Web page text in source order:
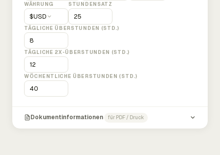
WÄHRUNG
$USD
STUNDENSATZ
TÄGLICHE ÜBERSTUNDEN (STD.)
TÄGLICHE 2X-ÜBERSTUNDEN (STD.)
WÖCHENTLICHE ÜBERSTUNDEN (STD.)
Dokumentinformationen für PDF / Druck